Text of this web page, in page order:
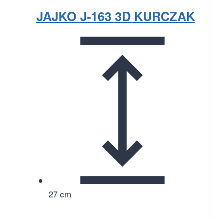
JAJKO J-163 3D KURCZAK
27 cm